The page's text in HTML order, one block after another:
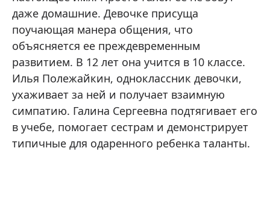
даже домашние. Девочке присуща
поучающая манера общения, что
объясняется ее преждевременным
развитием. В 12 лет она учится в 10 классе.
Илья Полежайкин, одноклассник девочки,
ухаживает за ней и получает взаимную
симпатию. Галина Сергеевна подтягивает его
в учебе, помогает сестрам и демонстрирует
типичные для одаренного ребенка таланты.